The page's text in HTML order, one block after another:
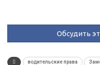
Обсудить
водительские права